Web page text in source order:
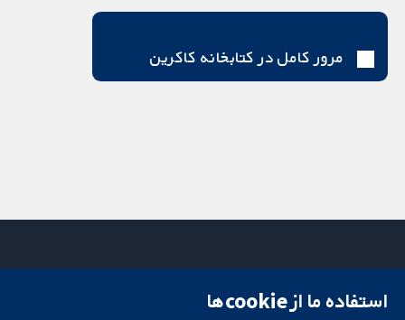
مرور کامل در کتابخانه کاکرین
میدان کاوندیش
استفاده ما از cookie‌ها